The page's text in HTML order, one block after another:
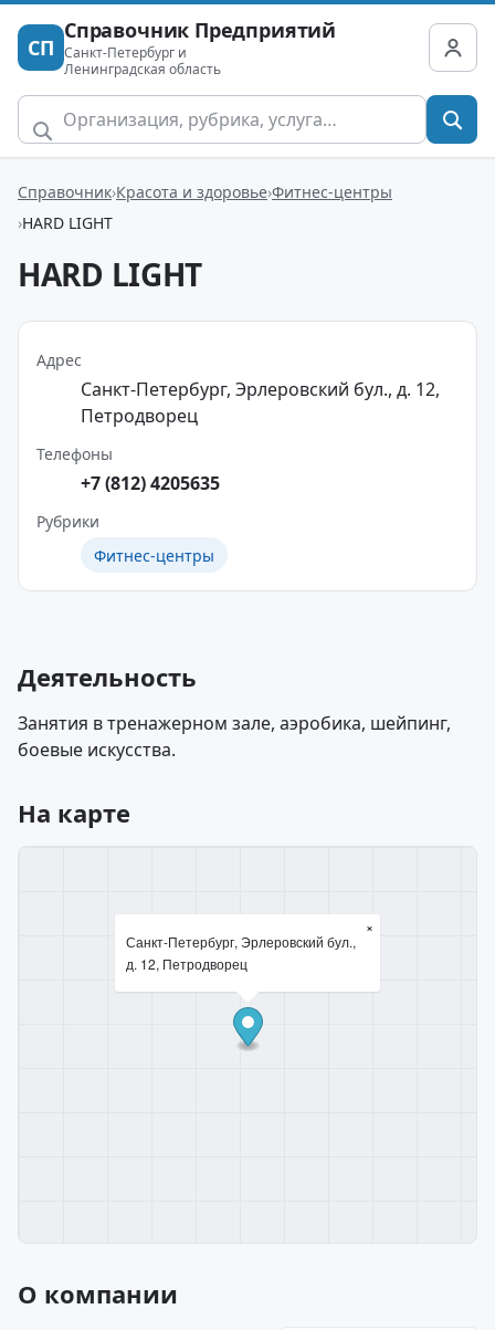
СП
Справочник Предприятий
Санкт-Петербург и
Ленинградская область
Справочник Красота и здоровье Фитнес-центры
HARD LIGHT
HARD LIGHT
Адрес
Санкт-Петербург, Эрлеровский бул., д. 12,
Петродворец
Телефоны
+7 (812) 4205635
Рубрики
Фитнес-центры
Деятельность
Занятия в тренажерном зале, аэробика, шейпинг,
боевые искусства.
На карте
Санкт-Петербург, Эрлеровский бул.,
д. 12, Петродворец
×
О компании